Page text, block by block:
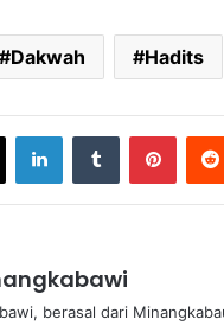
Dakwah Hadits
berasal dari